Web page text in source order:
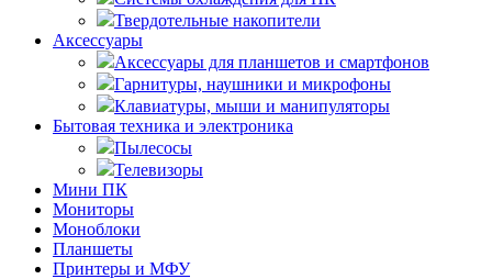
Твердотельные накопители
Аксессуары
Аксессуары для планшетов и смартфонов
Гарнитуры, наушники и микрофоны
Клавиатуры, мыши и манипуляторы
Бытовая техника и электроника
Пылесосы
Телевизоры
Мини ПК
Мониторы
Моноблоки
Планшеты
Принтеры и МФУ